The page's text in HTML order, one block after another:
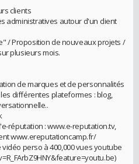
clients
administratives autour d'un client
/ Proposition de nouveaux projets /
plusieurs mois.
de marques et de personnalités
différentes plateformes : blog,
réputation : www.e-reputation.tv,
www.ereputationcamp.fr/
vidéo perso à 400,000 vues youtube